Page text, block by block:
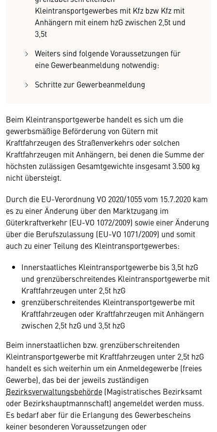
Kleintransportgewerbes mit Kfz bzw Kfz mit
Anhängern mit einem hzG zwischen 2,5t und
3,5t
Weiters sind folgende Voraussetzungen für
eine Gewerbeanmeldung notwendig:
Schritte zur Gewerbeanmeldung
Beim Kleintransportgewerbe handelt es sich um die
gewerbsmäßige Beförderung von Gütern mit
Kraftfahrzeugen des Straßenverkehrs oder solchen
Kraftfahrzeugen mit Anhängern, bei denen die Summe der
höchsten zulässigen Gesamtgewichte insgesamt 3.500 kg
nicht übersteigt.
Durch die EU-Verordnung VO 2020/1055 vom 15.7.2020 kam
es zu einer Änderung über den Marktzugang im
Güterkraftverkehr (EU-VO 1072/2009) sowie einer Änderung
über die Berufszulassung (EU-VO 1071/2009) und somit
auch zu einer Teilung des Kleintransportgewerbes:
Innerstaatliches Kleintransportgewerbe bis 3,5t hzG
und grenzüberschreitendes Kleintransportgewerbe mit
Kraftfahrzeugen unter 2,5t hzG
grenzüberschreitendes Kleintransportgewerbe mit
Kraftfahrzeugen oder Kraftfahrzeugen mit Anhängern
zwischen 2,5t hzG und 3,5t hzG
Beim innerstaatlichen bzw. grenzüberschreitenden
Kleintransportgewerbe mit Kraftfahrzeugen unter 2,5t hzG
handelt es sich weiterhin um ein Anmeldegewerbe (freies
Gewerbe), das bei der jeweils zuständigen
Bezirksverwaltungsbehörde (Magistratisches Bezirksamt
oder Bezirkshauptmannschaft) angemeldet werden muss.
Es bedarf aber für die Erlangung des Gewerbescheins
keiner besonderen Voraussetzungen oder